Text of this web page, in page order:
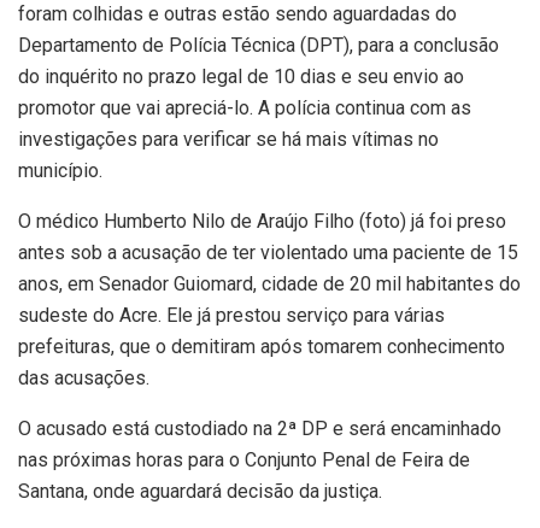
foram colhidas e outras estão sendo aguardadas do
Departamento de Polícia Técnica (DPT), para a conclusão
do inquérito no prazo legal de 10 dias e seu envio ao
promotor que vai apreciá-lo. A polícia continua com as
investigações para verificar se há mais vítimas no
município.
O médico Humberto Nilo de Araújo Filho (foto) já foi preso
antes sob a acusação de ter violentado uma paciente de 15
anos, em Senador Guiomard, cidade de 20 mil habitantes do
sudeste do Acre. Ele já prestou serviço para várias
prefeituras, que o demitiram após tomarem conhecimento
das acusações.
O acusado está custodiado na 2ª DP e será encaminhado
nas próximas horas para o Conjunto Penal de Feira de
Santana, onde aguardará decisão da justiça.